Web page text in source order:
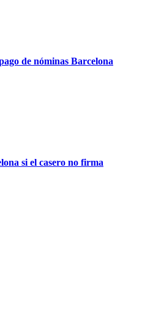
de nóminas Barcelona
si el casero no firma